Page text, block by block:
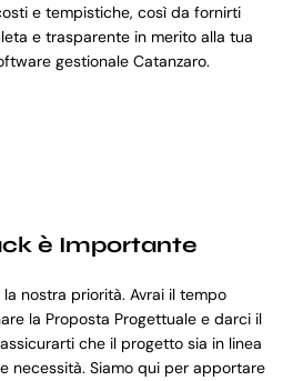
e tempistiche, così da fornirti
e trasparente in merito alla tua
gestionale Catanzaro.
è Importante
nostra priorità. Avrai il tempo
la Proposta Progettuale e darci il
che il progetto sia in linea
necessità. Siamo qui per apportare